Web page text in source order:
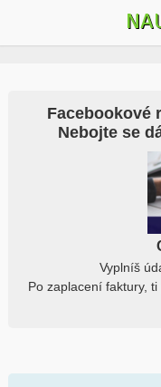
Facebookové
Nebojte se
Vyplníš
Po zaplacení faktury,